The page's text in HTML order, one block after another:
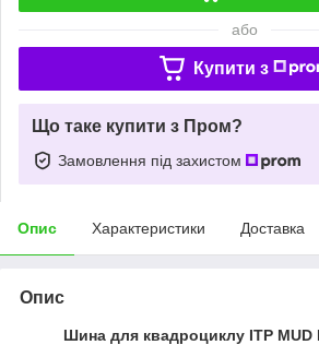
або
Купити з
Що таке купити з Пром?
Замовлення під захистом
Опис Характеристики Доставка
Опис
Шина для квадроциклу ITP MUD